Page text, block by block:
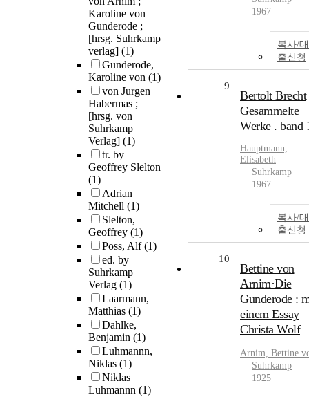
Karoline von
Gunderode ;
[hrsg. Suhrkamp
verlag] (1)
Gunderode,
Karoline von (1)
von Jurgen
Habermas ;
[hrsg. von
Suhrkamp
Verlag] (1)
tr. by
Geoffrey Slelton
(1)
Adrian
Mitchell (1)
Slelton,
Geoffrey (1)
Poss, Alf(1)
ed. by
Suhrkamp
Verlag (1)
Laarmann,
Matthias (1)
Dahlke,
Benjamin (1)
Luhmannn,
Niklas (1)
Niklas
Luhmannn (1)
1967
복사/대
출신청
9
Bertolt Brecht
Gesammelte
Werke . band
Hauptmann,
Elisabeth
Suhrkamp
1967
복사/대
출신청
10
Bettine von
Arnim·Die
Gunderode :
einem Essay
Christa Wolf
Arnim, Bettine
Suhrkamp
1925